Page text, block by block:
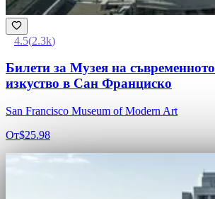
4.5(2.3k)
Билети за Музея на съвременното
изкуство в Сан Франциско
San Francisco Museum of Modern Art
От$25.98